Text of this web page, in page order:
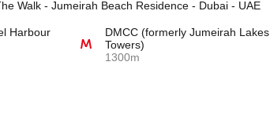
Walk - Jumeirah Beach Residence - Dubai - UAE
Harbour
DMCC (formerly Jumeirah Lakes
Towers)
1300m